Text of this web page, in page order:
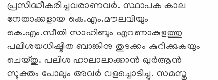
പ്രസിദ്ധീകരിച്ചവരാണവർ. സ്ഥാപക കാല
നേതാക്കളായ കെ.എം.മൗലവിയും
കെ.എം.സീതി സാഹിബും എറണാകുളത്തു
പലിശയധിഷ്ടിത ബാങ്കിനു തുടക്കം കുറിക്കുകയും
ചെയ്തു. പലിശ ഹാലാലാക്കാൻ ഖുർആൻ
സൂക്തം പോലും അവർ വളച്ചൊടിച്ചു. സമസ്ത